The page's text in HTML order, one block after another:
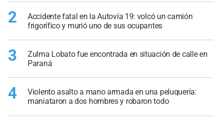
2
Accidente fatal en la Autovía 19: volcó un camión
frigorífico y murió uno de sus ocupantes
3
Zulma Lobato fue encontrada en situación de calle en
Paraná
4
Violento asalto a mano armada en una peluquería:
maniataron a dos hombres y robaron todo